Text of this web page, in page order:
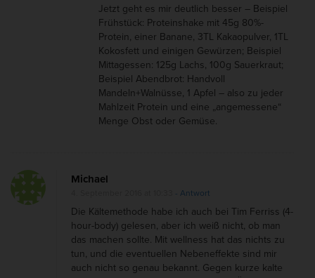
Jetzt geht es mir deutlich besser – Beispiel
Frühstück: Proteinshake mit 45g 80%-
Protein, einer Banane, 3TL Kakaopulver, 1TL
Kokosfett und einigen Gewürzen; Beispiel
Mittagessen: 125g Lachs, 100g Sauerkraut;
Beispiel Abendbrot: Handvoll
Mandeln+Walnüsse, 1 Apfel – also zu jeder
Mahlzeit Protein und eine „angemessene“
Menge Obst oder Gemüse.
Michael
- Antwort
Die Kältemethode habe ich auch bei Tim Ferriss (4-
hour-body) gelesen, aber ich weiß nicht, ob man
das machen sollte. Mit wellness hat das nichts zu
tun, und die eventuellen Nebeneffekte sind mir
auch nicht so genau bekannt. Gegen kurze kalte